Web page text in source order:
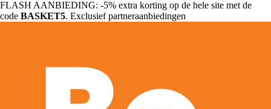
FLASH AANBIEDING: -5% extra korting op de hele site met de
code BASKET5. Exclusief partneraanbiedingen